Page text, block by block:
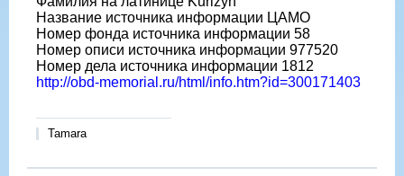
Название источника информации ЦАМО
Номер фонда источника информации 58
Номер описи источника информации 977520
Номер дела источника информации 1812
http://obd-memorial.ru/html/info.htm?id=300171403
Tamara